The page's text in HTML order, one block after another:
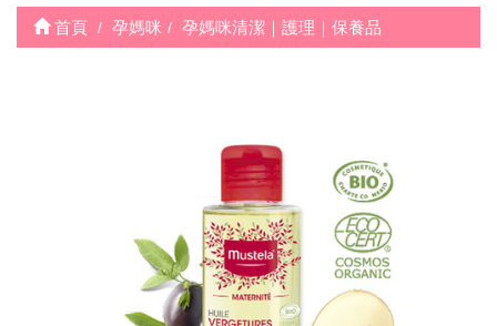
首頁 孕媽咪 孕媽咪清潔｜護理｜保養品